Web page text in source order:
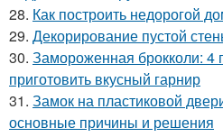
28. Как построить недорогой
29. Декорирование пустой
30. Замороженная брокколи: 4
приготовить вкусный гарнир
31. Замок на пластиковой
основные причины и решения